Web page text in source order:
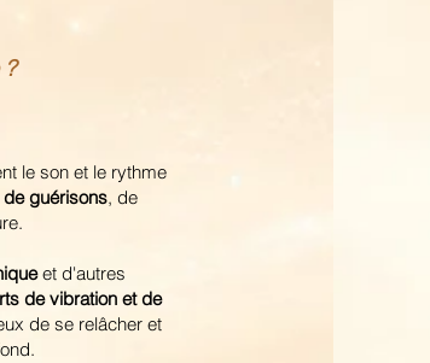
?
le son et le rythme
guérisons, de
et d'autres
de vibration et de
de se relâcher et